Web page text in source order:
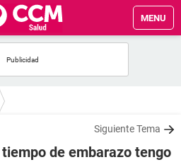
MENU
Siguiente Tema
de embarazo tengo